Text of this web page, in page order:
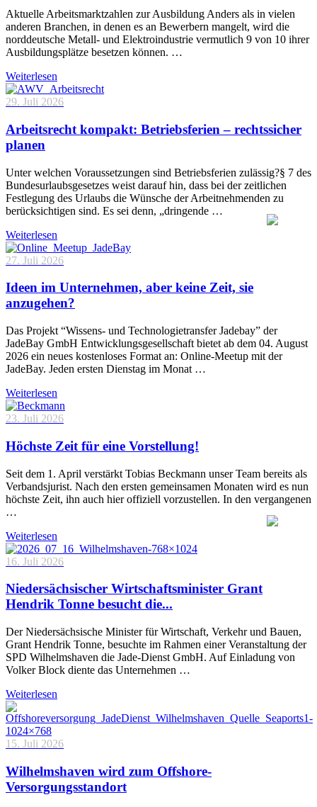
Aktuelle Arbeitsmarktzahlen zur Ausbildung Anders als in vielen
anderen Branchen, in denen es an Bewerbern mangelt, wird die
norddeutsche Metall- und Elektroindustrie vermutlich 9 von 10 ihrer
Ausbildungsplätze besetzen können. …
Weiterlesen
29. Juli 2026
Arbeitsrecht kompakt: Betriebsferien – rechtssicher
planen
Unter welchen Voraussetzungen sind Betriebsferien zulässig?§ 7 des
Bundesurlaubsgesetzes weist darauf hin, dass bei der zeitlichen
Festlegung des Urlaubs die Wünsche der Arbeitnehmenden zu
berücksichtigen sind. Es sei denn, „dringende …
Weiterlesen
27. Juli 2026
Ideen im Unternehmen, aber keine Zeit, sie
anzugehen?
Das Projekt “Wissens- und Technologietransfer Jadebay” der
JadeBay GmbH Entwicklungsgesellschaft bietet ab dem 04. August
2026 ein neues kostenloses Format an: Online-Meetup mit der
JadeBay. Jeden ersten Dienstag im Monat …
Weiterlesen
23. Juli 2026
Höchste Zeit für eine Vorstellung!
Seit dem 1. April verstärkt Tobias Beckmann unser Team bereits als
Verbandsjurist. Nach den ersten gemeinsamen Monaten wird es nun
höchste Zeit, ihn auch hier offiziell vorzustellen. In den vergangenen
…
Weiterlesen
16. Juli 2026
Niedersächsischer Wirtschaftsminister Grant
Hendrik Tonne besucht die...
Der Niedersächsische Minister für Wirtschaft, Verkehr und Bauen,
Grant Hendrik Tonne, besuchte im Rahmen einer Veranstaltung der
SPD Wilhelmshaven die Jade-Dienst GmbH. Auf Einladung von
Volker Block diente das Unternehmen …
Weiterlesen
15. Juli 2026
Wilhelmshaven wird zum Offshore-
Versorgungsstandort